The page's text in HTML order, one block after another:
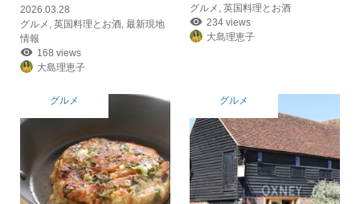
2026.03.28
グルメ , 英国料理とお酒, 最新現地
情報
168 views
大島理恵子
グルメ ,英国料理とお酒
234 views
大島理恵子
グルメ グルメ